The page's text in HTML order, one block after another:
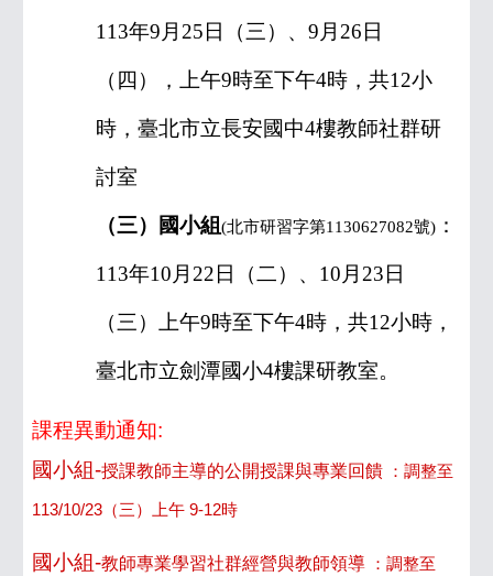
113年9 月 25 日（三）、 9 月 26 日
（四），上午9時至下午4時，共12小
時，臺北市立長安國中4樓教師社群研
討室
（三）國小組 (北市研習字第1130627082號)：
113年10 月 22 日（二）、 10 月 23 日
（三）上午9時至下午4時，共12小時，
臺北市立劍潭國小4樓課研教室。
課程異動通知:
國小組-授課教師主導的公開授課與專業回饋 ：調整至
113/10/23 （三）上午 9-12時
國小組-教師專業學習社群經營與教師領導 ：調整至